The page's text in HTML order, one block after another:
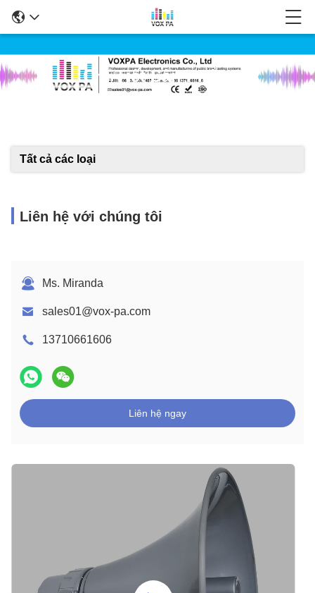
Chi Tiết Sản Phẩm
Tất cả các loại
Liên hệ với chúng tôi
Ms. Miranda
sales01@vox-pa.com
13710661606
Liên hệ ngay